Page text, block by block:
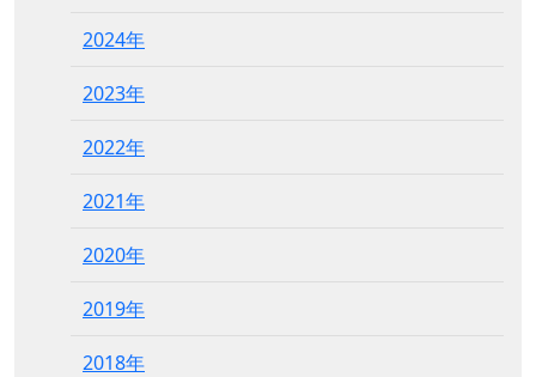
2024年
2023年
2022年
2021年
2020年
2019年
2018年